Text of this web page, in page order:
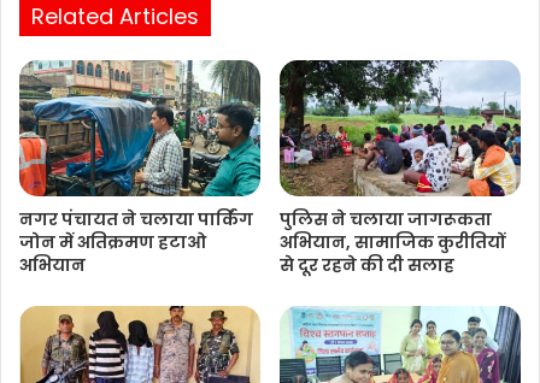
Related Articles
नगर पंचायत ने चलाया पार्किंग
जोन में अतिक्रमण हटाओ
अभियान
पुलिस ने चलाया जागरूकता
अभियान, सामाजिक कुरीतियों
से दूर रहने की दी सलाह